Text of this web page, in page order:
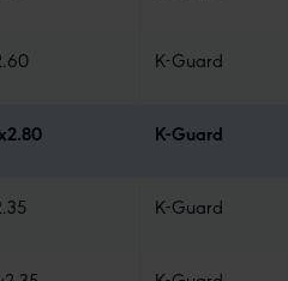
K-Guard
K-Guard
K-Guard